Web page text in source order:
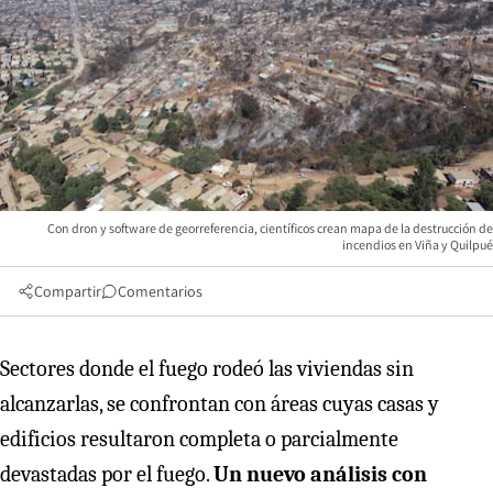
Con dron y software de georreferencia, científicos crean mapa de la destrucción de
incendios en Viña y Quilpué
Compartir Comentarios
Sectores donde el fuego rodeó las viviendas sin
alcanzarlas, se confrontan con áreas cuyas casas y
edificios resultaron completa o parcialmente
devastadas por el fuego.Un nuevo análisis con